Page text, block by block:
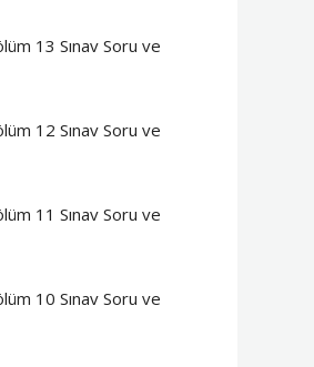
13 Sınav Soru ve
12 Sınav Soru ve
11 Sınav Soru ve
10 Sınav Soru ve